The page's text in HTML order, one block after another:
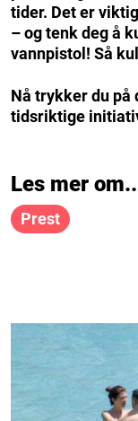
tider. Det er
– og tenk deg å
vannpistol! Så
Nå trykker du på
tidsriktige
Les mer
Prest